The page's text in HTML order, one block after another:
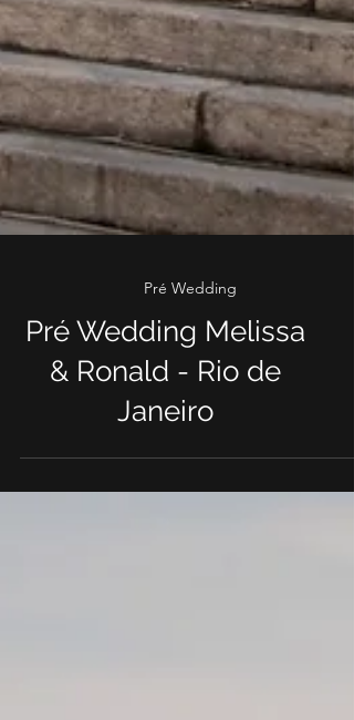
Pré Wedding
Pré Wedding Melissa
& Ronald - Rio de